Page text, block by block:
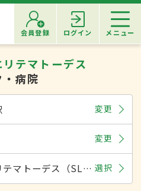
会員登録 ログイン メニュー
テマトーデス
病院
変更
変更
全身性エリテマトーデス（SLE） 選択